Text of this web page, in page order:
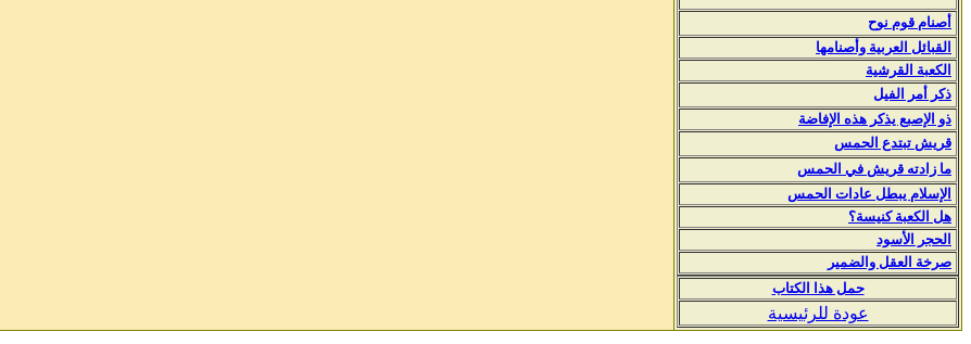
أصنام قوم نوح
لقبائل العربية وأصنامها
الكعبة القرشية
ذكر أمر الفيل
ذو الإصبع يذكر هذه الإفاضة
قريش تبتدع الحمس
ما زادته قريش في الحمس
الإسلام يبطل عادات الحمس
هل الكعبة كنيسة؟
الحجر الأسود
صرخة العقل والضمير
حمل هذا الكتاب
عودة للرئيسية